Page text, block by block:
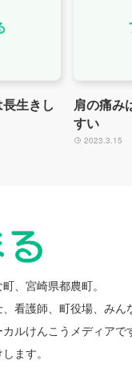
生きし
肩の痛み
すい
2023.3.15
、宮崎県都農町。
看護師、町役場、みん
ルけんこうメディアで
ます。